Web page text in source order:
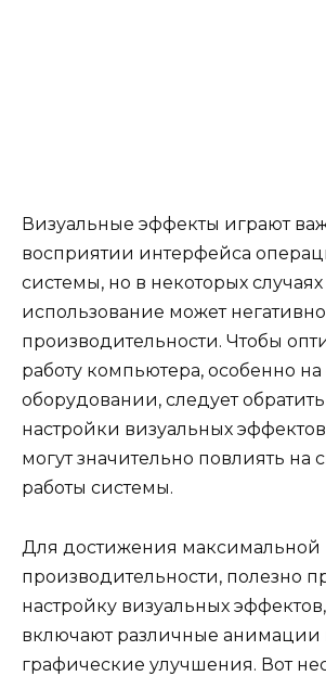
Визуальные эффекты играют
восприятии интерфейса
системы, но в некоторых
использование может негативно
производительности. Чтобы
работу компьютера, особенно на
оборудовании, следует
настройки визуальных
могут значительно повлиять на
работы системы.
Для достижения максимальной
производительности, полезно
настройку визуальных
включают различные анимации
графические улучшения. Вот